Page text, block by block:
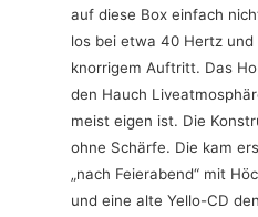
auf diese Box einfach
los bei etwa 40 Hertz
knorrigem Auftritt. Das
den Hauch
meist eigen ist. Die
ohne Schärfe. Die kam
„nach Feierabend“ mit
und eine alte Yello-CD